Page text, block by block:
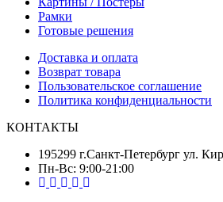
Рамки
Готовые решения
Доставка и оплата
Возврат товара
Пользовательское соглашение
Политика конфиденциальности
КОНТАКТЫ
195299
Пн-Вс: 9:00-21:00